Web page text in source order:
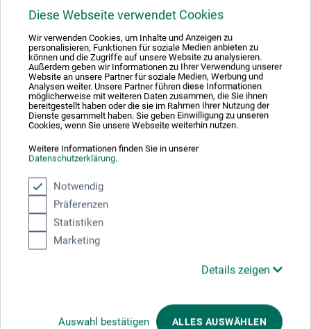
Diese Webseite verwendet Cookies
Wir verwenden Cookies, um Inhalte und Anzeigen zu
personalisieren, Funktionen für soziale Medien anbieten zu
können und die Zugriffe auf unsere Website zu analysieren.
Außerdem geben wir Informationen zu Ihrer Verwendung unserer
Website an unsere Partner für soziale Medien, Werbung und
Analysen weiter. Unsere Partner führen diese Informationen
möglicherweise mit weiteren Daten zusammen, die Sie ihnen
bereitgestellt haben oder die sie im Rahmen Ihrer Nutzung der
Dienste gesammelt haben. Sie geben Einwilligung zu unseren
Cookies, wenn Sie unsere Webseite weiterhin nutzen.
Weitere Informationen finden Sie in unserer
Datenschutzerklärung.
Notwendig
Präferenzen
Statistiken
Marketing
Details zeigen
Auswahl bestätigen ALLES AUSWÄHLEN
Vorkenntnisse sind nicht erforderlich. Am Ende wird Ihr Werk
fixiert und kann auf Wunsch gerahmt werden.
Veranstaltungsdatum
23. - 25. Jul. 2026
Sie schauen derzeitig auf eine vergangene
Veranstaltung
Veranstaltungsort